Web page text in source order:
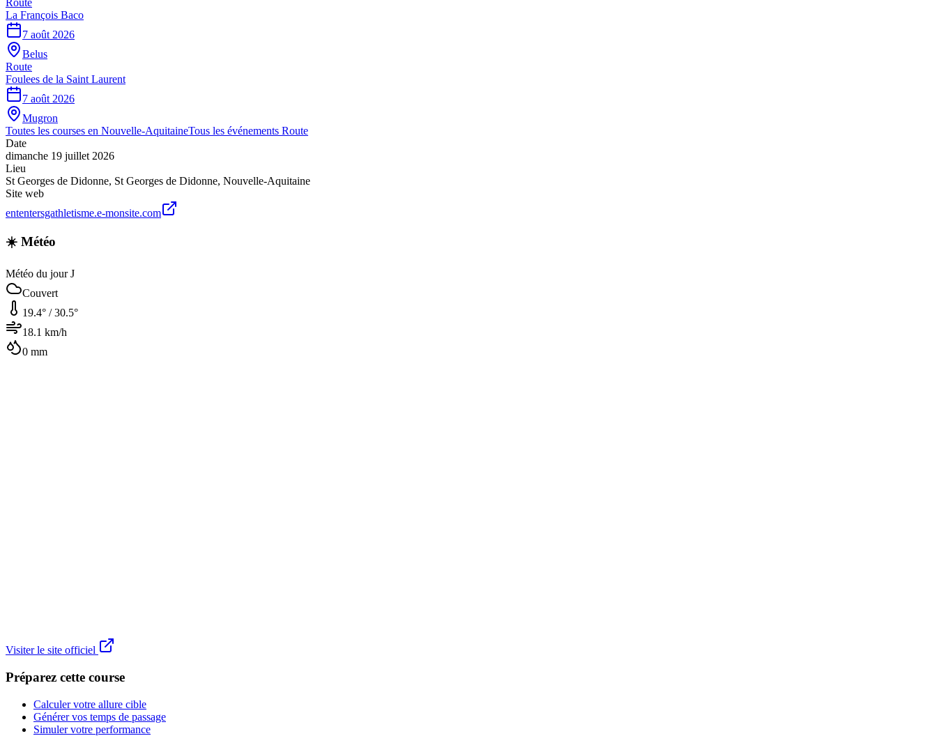
La François Baco
7 août 2026
Belus
Route
Foulees de la Saint Laurent
7 août 2026
Mugron
Toutes les courses en Nouvelle-AquitaineTous les événements Route
Date
dimanche 19 juillet 2026
Lieu
St Georges de Didonne, St Georges de Didonne, Nouvelle-Aquitaine
Site web
ententersgathletisme.e-monsite.com
☀️ Météo
Météo du jour J
Couvert
19.4° /30.5°
18.1 km/h
0 mm
Visiter le site officiel
Préparez cette course
Calculer votre allure cible
Générer vos temps de passage
Simuler votre performance